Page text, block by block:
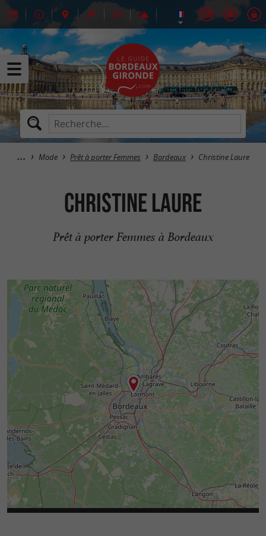
Mode Prêt à porter Femmes Bordeaux Christine Laure
Christine Laure
Prêt à porter Femmes à Bordeaux